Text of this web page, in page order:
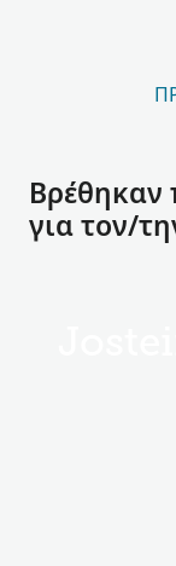
Βρέθηκαν
για τον/